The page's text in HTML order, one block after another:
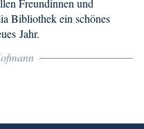
Freundinnen und
Bibliothek ein schönes
Jahr.